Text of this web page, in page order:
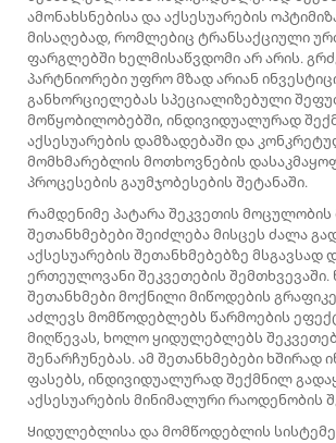
ამონახსნებისა და აქსესუარების
მისაღებად, რომლებიც ტრანსაქციული
ფარგლებში ხელმისაწვდომი არ არის.
პარტნიორები უფრო მზად არიან
განხორციელებას სპეციალიზებული
მოწყობილობებში, ინდივიდუალურად
აქსესუარების დამზადებაში და
მომხმარებლის მოთხოვნების
პროცესების გაუმჯობესების შეტანაში.
Რამდენიმე პატარა შეკვეთის მოცულობის
შეთანხმებები შეიძლება მისცეს ძალა
აქსესუარების შეთანხმებებზე მსგავსად
ერთეულოვანი შეკვეთების შემთხვევაში.
შეთანხმები მოქნილი მიწოდების
აძლევს მომწოდებლებს წარმოების
მიღწევას, ხოლო ყიდულებლებს
შენარჩუნებას. ამ შეთანხმებები ხშირად
ფასებს, ინდივიდუალურად შექმნილ
აქსესუარების მინიმალური რაოდენობის
Ყიდულებლისა და მომწოდებლის